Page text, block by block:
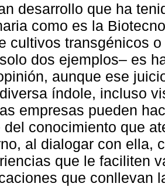
desarrollo que ha
como es la
cultivos transgénicos
dos ejemplos– es
aunque ese
índole, incluso
empresas pueden
del conocimiento que
al dialogar con ella,
que le faciliten
que conllevan